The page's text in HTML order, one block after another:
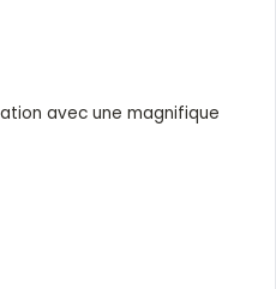
avec une magnifique